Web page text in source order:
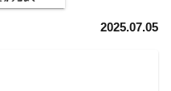
2025.07.05